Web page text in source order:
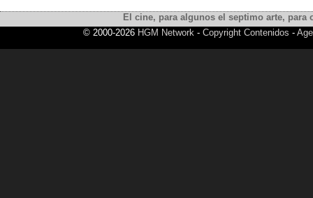
El cine, para algunos el septimo arte,
© 2000-2026 HGM Network- Copyright Contenidos -